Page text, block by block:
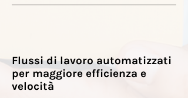
Flussi di lavoro automatizzati
per maggiore efficienza e
velocità